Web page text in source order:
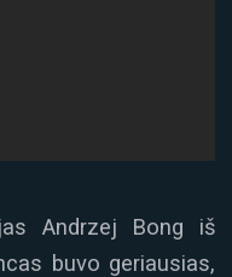
Andrzej Bong iš
buvo geriausias,